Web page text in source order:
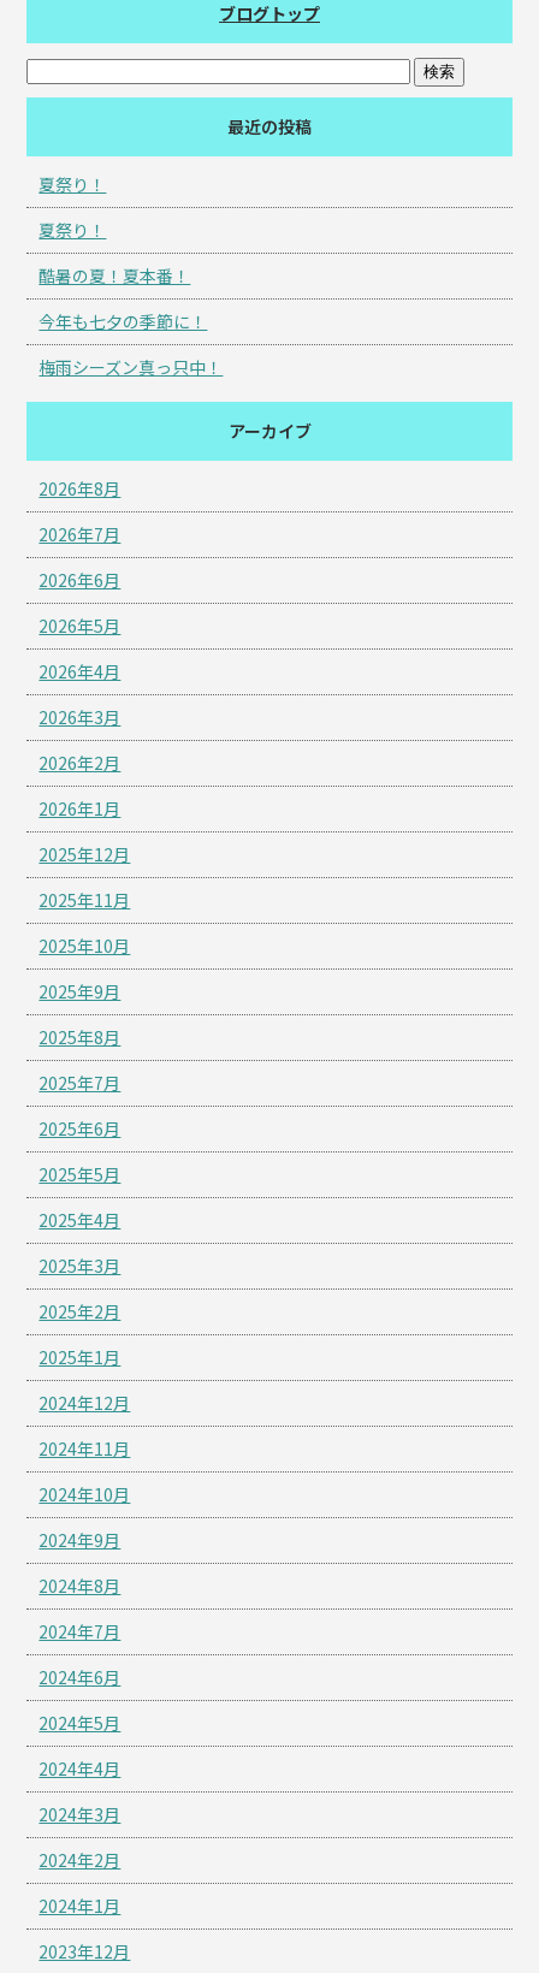
ブログトップ
最近の投稿
夏祭り！
夏祭り！
酷暑の夏！夏本番！
今年も七夕の季節に！
梅雨シーズン真っ只中！
アーカイブ
2026年8月
2026年7月
2026年6月
2026年5月
2026年4月
2026年3月
2026年2月
2026年1月
2025年12月
2025年11月
2025年10月
2025年9月
2025年8月
2025年7月
2025年6月
2025年5月
2025年4月
2025年3月
2025年2月
2025年1月
2024年12月
2024年11月
2024年10月
2024年9月
2024年8月
2024年7月
2024年6月
2024年5月
2024年4月
2024年3月
2024年2月
2024年1月
2023年12月